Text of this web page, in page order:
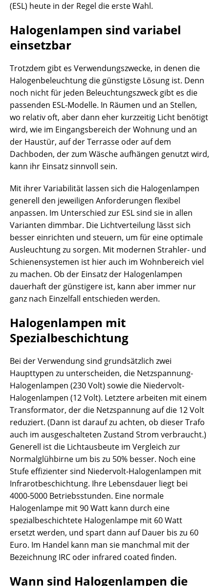
(ESL) heute in der Regel die erste Wahl.
Halogenlampen sind variabel
einsetzbar
Trotzdem gibt es Verwendungszwecke, in denen die
Halogenbeleuchtung die günstigste Lösung ist. Denn
noch nicht für jeden Beleuchtungszweck gibt es die
passenden ESL-Modelle. In Räumen und an Stellen,
wo relativ oft, aber dann eher kurzzeitig Licht benötigt
wird, wie im Eingangsbereich der Wohnung und an
der Haustür, auf der Terrasse oder auf dem
Dachboden, der zum Wäsche aufhängen genutzt wird,
kann ihr Einsatz sinnvoll sein.
Mit ihrer Variabilität lassen sich die Halogenlampen
generell den jeweiligen Anforderungen flexibel
anpassen. Im Unterschied zur ESL sind sie in allen
Varianten dimmbar. Die Lichtverteilung lässt sich
besser einrichten und steuern, um für eine optimale
Ausleuchtung zu sorgen. Mit modernen Strahler- und
Schienensystemen ist hier auch im Wohnbereich viel
zu machen. Ob der Einsatz der Halogenlampen
dauerhaft der günstigere ist, kann aber immer nur
ganz nach Einzelfall entschieden werden.
Halogenlampen mit
Spezialbeschichtung
Bei der Verwendung sind grundsätzlich zwei
Haupttypen zu unterscheiden, die Netzspannung-
Halogenlampen (230 Volt) sowie die Niedervolt-
Halogenlampen (12 Volt). Letztere arbeiten mit einem
Transformator, der die Netzspannung auf die 12 Volt
reduziert. (Dann ist darauf zu achten, ob dieser Trafo
auch im ausgeschalteten Zustand Strom verbraucht.)
Generell ist die Lichtausbeute im Vergleich zur
Normalglühbirne um bis zu 50% besser. Noch eine
Stufe effizienter sind Niedervolt-Halogenlampen mit
Infrarotbeschichtung. Ihre Lebensdauer liegt bei
4000-5000 Betriebsstunden. Eine normale
Halogenlampe mit 90 Watt kann durch eine
spezialbeschichtete Halogenlampe mit 60 Watt
ersetzt werden, und spart dann auf Dauer bis zu 60
Euro. Im Handel kann man sie manchmal mit der
Bezeichnung IRC oder infrared coated finden.
Wann sind Halogenlampen die